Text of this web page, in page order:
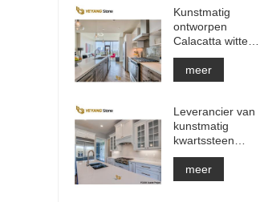
Kunstmatig
ontworpen
Calacatta witte
kwartsstenen
aanrecht en
ijdelheidsblad en
meer
Leverancier van
kunstmatig
kwartssteen
massief oppervlak
bouwmateriaal
meer